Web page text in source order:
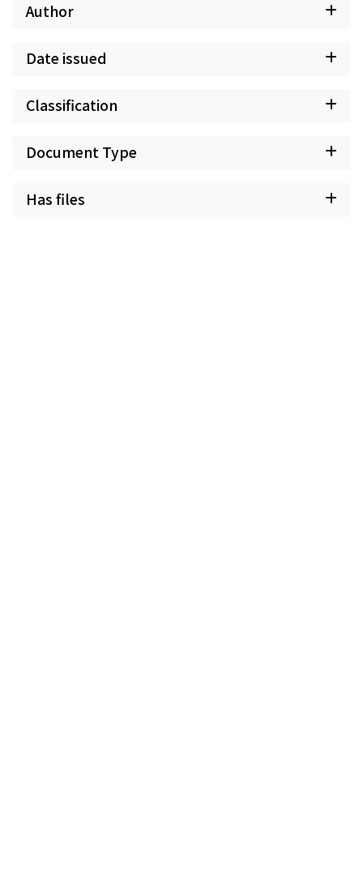
Author
Date issued
Classification
Document Type
Has files